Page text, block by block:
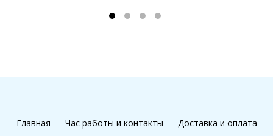
Главная Час работы и контакты
Доставка и оплата